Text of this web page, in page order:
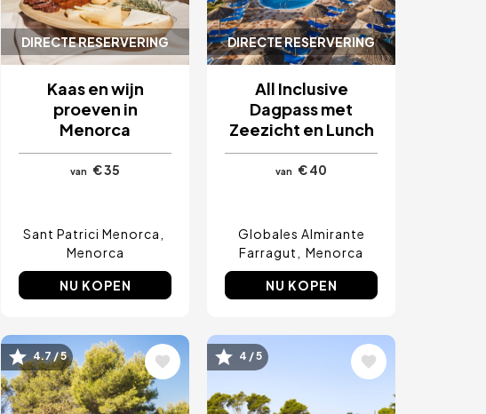
DIRECTE RESERVERING
Kaas en wijn
proeven in
Menorca
van € 35
Sant Patrici Menorca
Menorca
NU KOPEN
DIRECTE RESERVERING
All Inclusive
Dagpass met
Zeezicht en Lunch
van € 40
Globales Almirante
Farragut
Menorca
NU KOPEN
Afbeelding
4.7 / 5 Afbeelding
4 / 5